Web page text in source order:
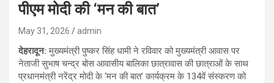
पीएम मोदी की ‘मन की बात’
May 31, 2026 admin
देहरादून: मुख्यमंत्री पुष्कर सिंह धामी ने रविवार को मुख्यमंत्री आवास पर
नेताजी सुभाष चन्द्र बोस आवासीय बालिका छात्रावास की छात्राओं के साथ
प्रधानमंत्री नरेंद्र मोदी के ‘मन की बात’ कार्यक्रम के 134वें संस्करण को